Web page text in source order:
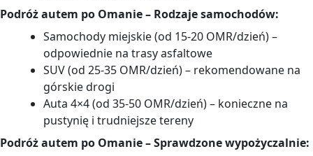
Podróż autem po Omanie – Rodzaje samochodów:
Samochody miejskie (od 15-20 OMR/dzień) –
odpowiednie na trasy asfaltowe
SUV (od 25-35 OMR/dzień) – rekomendowane na
górskie drogi
Auta 4×4 (od 35-50 OMR/dzień) – konieczne na
pustynię i trudniejsze tereny
Podróż autem po Omanie – Sprawdzone wypożyczalnie: